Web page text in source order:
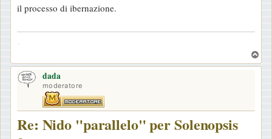
il processo di ibernazione.
o
dada
moderatore
Re: Nido "parallelo" per Solenopsis